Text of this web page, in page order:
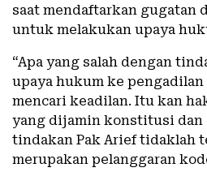
saat mendaftarkan gugatan
untuk melakukan upaya
“Apa yang salah dengan
upaya hukum ke pengadilan
mencari keadilan. Itu kan
yang dijamin konstitusi dan
tindakan Pak Arief tidaklah
merupakan pelanggaran